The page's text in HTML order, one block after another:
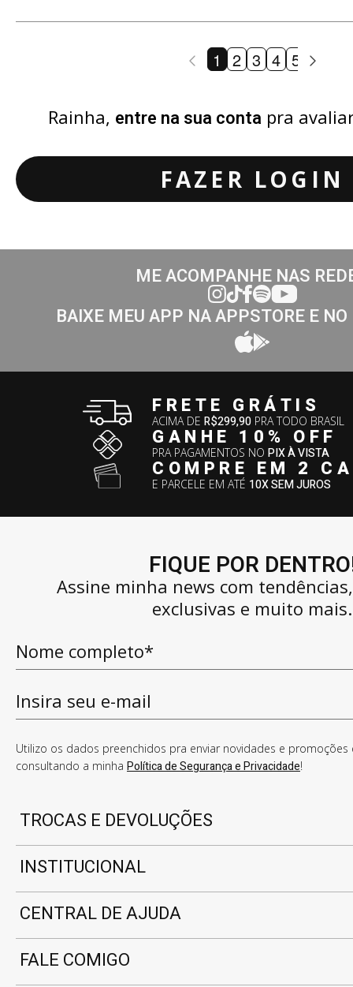
1 2 3 4 5 6
Rainha, entre na sua conta pra
FAZER LOGIN
ME ACOMPANHE NAS
BAIXE MEU APP NA APPSTORE E
FRETE GRÁTIS
ACIMA DER$299,90 PRA TODO BRASIL
GANHE 10% OFF
PRA PAGAMENTOS NOPIX À VISTA
COMPRE EM 2
E PARCELE EM ATÉ 10X SEM JUROS
FIQUE POR
Assine minha news com
exclusivas e muito mais.
Utilizo os dados preenchidos pra enviar novidades e promoções
consultando a minha Política de Segurança e Privacidade!
TROCAS E DEVOLUÇÕES
INSTITUCIONAL
CENTRAL DE AJUDA
FALE COMIGO